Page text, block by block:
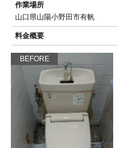
作業場所
山口県山陽小野田市有帆
料金概要
BEFORE